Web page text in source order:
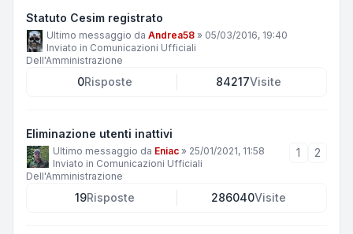
Statuto Cesim registrato
Ultimo messaggio da Andrea58 » 05/03/2016, 19:40
Inviato in Comunicazioni Ufficiali
Dell'Amministrazione
0Risposte 84217Visite
Eliminazione utenti inattivi
Ultimo messaggio da Eniac » 25/01/2021, 11:58
Inviato in Comunicazioni Ufficiali
Dell'Amministrazione
1 2
19Risposte 286040Visite